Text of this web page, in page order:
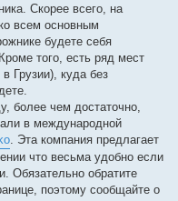
Скорее всего, на
всем основным
будете себя
того, есть ряд мест
Грузии), куда без
более чем достаточно,
в международной
. Эта компания предлагает
что весьма удобно если
Обязательно обратите
поэтому сообщайте о